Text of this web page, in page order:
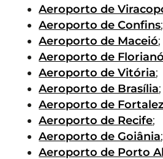
Aeroporto de
Aeroporto de Confins;
Aeroporto de Maceió;
Aeroporto de
Aeroporto de Vitória;
Aeroporto de Brasília;
Aeroporto de
Aeroporto de Recife;
Aeroporto de Goiânia;
Aeroporto de Porto